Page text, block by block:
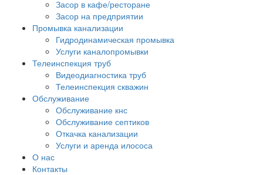
Засор в кафе/ресторане
Засор на предприятии
Промывка канализации
Гидродинамическая промывка
Услуги каналопромывки
Телеинспекция труб
Видеодиагностика труб
Телеинспекция скважин
Обслуживание
Обслуживание кнс
Обслуживание септиков
Откачка канализации
Услуги и аренда илососа
О нас
Контакты